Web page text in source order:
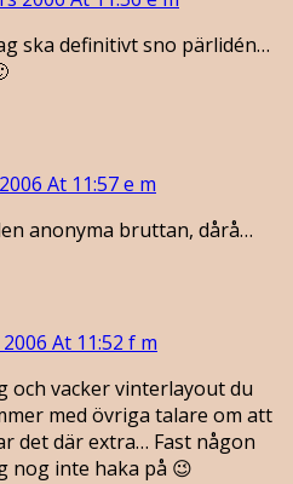
ska definitivt sno pärlidén…
At 11:57 e m
anonyma bruttan, dårå…
At 11:52 f m
och vacker vinterlayout du
med övriga talare om att
det där extra… Fast någon
nog inte haka på 😉